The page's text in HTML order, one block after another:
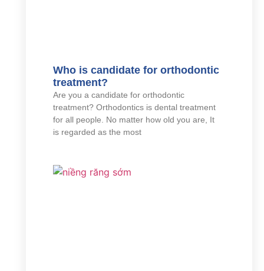
Who is candidate for orthodontic
treatment?
Are you a candidate for orthodontic
treatment? Orthodontics is dental treatment
for all people. No matter how old you are, It
is regarded as the most